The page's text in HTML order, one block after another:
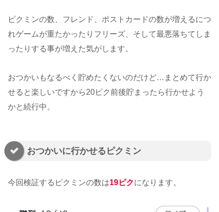
ピクミンの数、フレンド、ポストカードの数が増えるにつ
れゲームが重たかったりフリーズ、そして最悪落ちてしま
ったりする事が増えた気がします。
おつかいもなるべく貯めたくないのだけど…まとめて行か
せると楽しいですから20ピク前後貯まったら行かせよう
かと続行中。
おつかいに行かせるピクミン
今回検証するピクミンの数は19ピクになります。